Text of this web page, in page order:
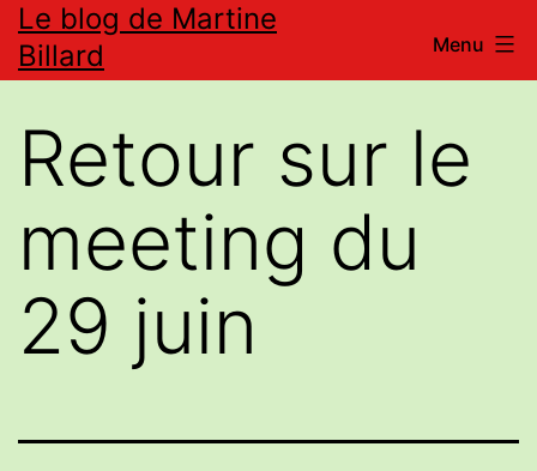
Aller
au
Le blog de Martine
Billard
Menu
Retour sur le
meeting du
29 juin